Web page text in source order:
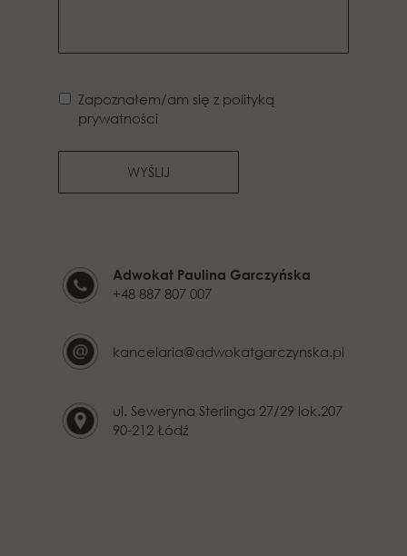
ul. Seweryna Sterlinga 27/29 lok.207
90-212 Łódź
kancelaria@adwokatgarczynska.pl
Adwokat Paulina Garczyńska
+48 887 807 007
Zapoznałem/am się z polityką
prywatności
WYŚLIJ